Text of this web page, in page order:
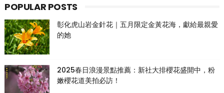
POPULAR POSTS
彰化虎山岩金針花｜五月限定金黃花海，獻給最親愛
的她
2025春日浪漫景點推薦：新社大排櫻花盛開中，粉
嫩櫻花道美拍必訪！